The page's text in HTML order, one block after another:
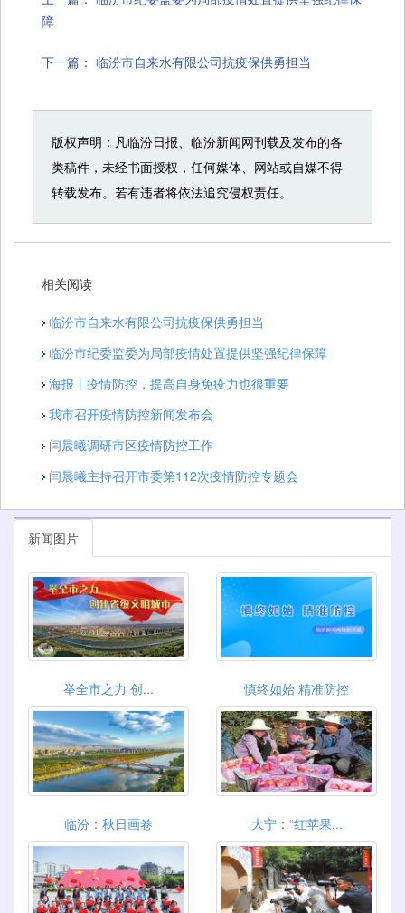
障
下一篇： 临汾市自来水有限公司抗疫保供勇担当
版权声明：凡临汾日报、临汾新闻网刊载及发布的各
类稿件，未经书面授权，任何媒体、网站或自媒不得
转载发布。若有违者将依法追究侵权责任。
相关阅读
临汾市自来水有限公司抗疫保供勇担当
临汾市纪委监委为局部疫情处置提供坚强纪律保障
海报丨疫情防控，提高自身免疫力也很重要
我市召开疫情防控新闻发布会
闫晨曦调研市区疫情防控工作
闫晨曦主持召开市委第112次疫情防控专题会
新闻图片
举全市之力 创... 慎终如始 精准防控
临汾：秋日画卷 大宁：“红苹果...